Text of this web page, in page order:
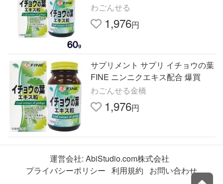
わごんせる
1,976円
サプリメント サプリ イチョウの葉
FINE ニンニクエキス配合 爆買
わごんせる金橋
1,976円
運営会社: AbiStudio.com株式会社
プライバシーポリシー 利用規約 お問い合わせ